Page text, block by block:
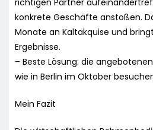
konkrete Geschäfte anstoßen.
Monate an Kaltakquise und
Ergebnisse.
– Beste Lösung: die angebotenen
wie in Berlin im Oktober
Mein Fazit